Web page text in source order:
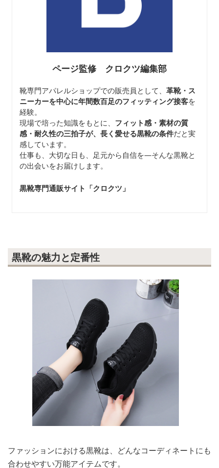
ページ監修 クロクツ編集部
靴専門アパレルショップでの販売員として、 革靴・ス
ニーカーを中心に年間数百足のフィッティング接客を
経験。
現場で培った知識をもとに、 フィット感・素材の質
感・耐久性の三拍子が、長く愛せる黒靴の条件だと実
感しています。
仕事も、大切な日も、足元から自信を—そんな黒靴と
の出会いをお届けします。
黒靴専門通販サイト「クロクツ 」
黒靴の魅力と定番性
ファッションにおける黒靴は、どんなコーディネートにも
合わせやすい万能アイテムです。